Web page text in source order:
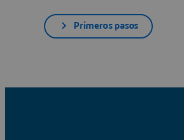
Primeros pasos